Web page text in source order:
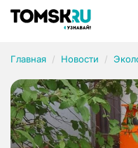
Главная Новости